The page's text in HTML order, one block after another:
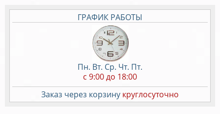
ГРАФИК РАБОТЫ
Пн. Вт. Ср. Чт. Пт.
c 9:00 до 18:00
Заказ через корзину круглосуточно